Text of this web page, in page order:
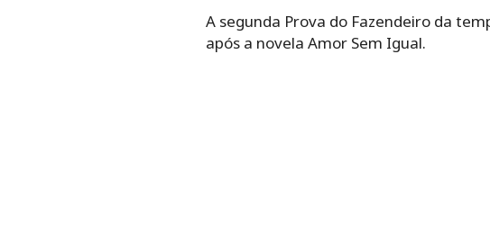
A segunda Prova do Fazendeiro da
após a novela Amor Sem Igual.